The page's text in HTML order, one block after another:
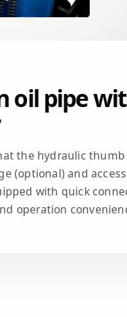
oil pipe
the hydraulic
(optional) and
with quick
operation